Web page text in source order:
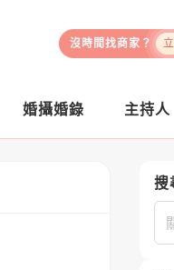
沒時間找商家？
婚攝婚錄 主持人
搜
搜